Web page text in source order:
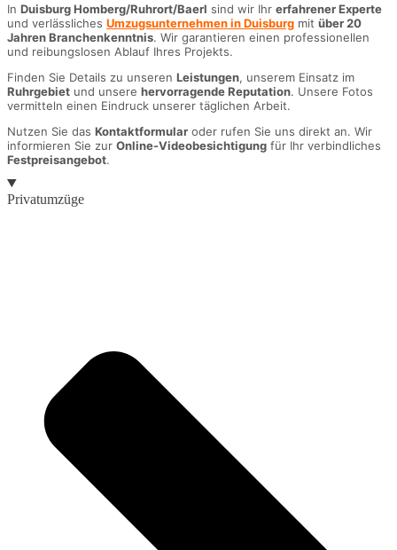
In Duisburg Homberg/Ruhrort/Baerl sind wir Ihr erfahrener Experte
und verlässliches Umzugsunternehmen in Duisburg mit über 20
Jahren Branchenkenntnis. Wir garantieren einen professionellen
und reibungslosen Ablauf Ihres Projekts.
Finden Sie Details zu unseren Leistungen, unserem Einsatz im
Ruhrgebiet und unsere hervorragende Reputation. Unsere Fotos
vermitteln einen Eindruck unserer täglichen Arbeit.
Nutzen Sie das Kontaktformular oder rufen Sie uns direkt an. Wir
informieren Sie zur Online-Videobesichtigung für Ihr verbindliches
Festpreisangebot.
Privatumzüge